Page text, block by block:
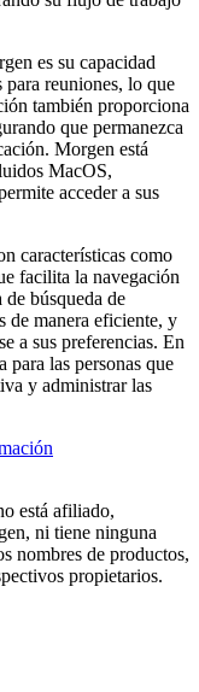
es su capacidad
para reuniones, lo que
también proporciona
que permanezca
Morgen está
MacOS,
acceder a sus
características como
facilita la navegación
búsqueda de
de manera eficiente, y
a sus preferencias. En
para las personas que
y administrar las
está afiliado,
ni tiene ninguna
nombres de productos,
propietarios.